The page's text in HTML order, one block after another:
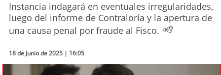
Entretención
Deportes
Instancia indagará en eventuales irregularidades,
luego del informe de Contraloría y la apertura de
una causa penal por fraude al Fisco.
18 de Junio de 2025 | 16:05